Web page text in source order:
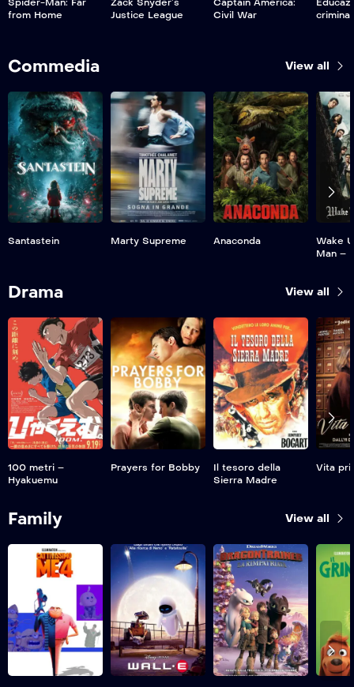
from Home
Justice League
Civil War
Commedia View all
Santastein Marty Supreme Anaconda
Wake
Man –
Drama View all
100 metri –
Hyakuemu
Prayers for Bobby
Il tesoro della
Sierra Madre
Vita
Family View all